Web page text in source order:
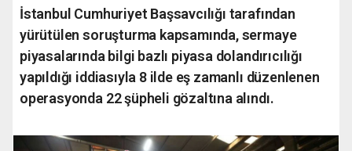
İstanbul Cumhuriyet Başsavcılığı tarafından
yürütülen soruşturma kapsamında, sermaye
piyasalarında bilgi bazlı piyasa dolandırıcılığı
yapıldığı iddiasıyla 8 ilde eş zamanlı düzenlenen
operasyonda 22 şüpheli gözaltına alındı.